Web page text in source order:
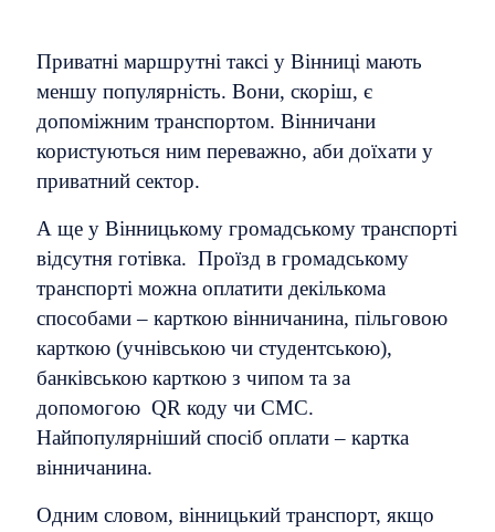
Приватні маршрутні таксі у Вінниці мають
меншу популярність. Вони, скоріш, є
допоміжним транспортом. Вінничани
користуються ним переважно, аби доїхати у
приватний сектор.
А ще у Вінницькому громадському транспорті
відсутня готівка. Проїзд в громадському
транспорті можна оплатити декількома
способами – карткою вінничанина, пільговою
карткою (учнівською чи студентською),
банківською карткою з чипом та за
допомогою QR коду чи СМС.
Найпопулярніший спосіб оплати – картка
вінничанина.
Одним словом, вінницький транспорт, якщо